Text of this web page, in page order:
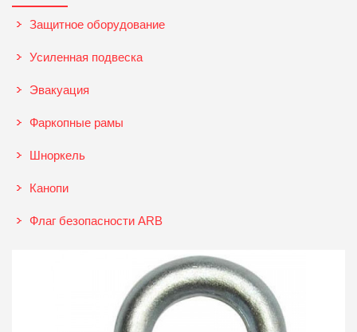
Защитное оборудование
Усиленная подвеска
Эвакуация
Фаркопные рамы
Шноркель
Канопи
Флаг безопасности ARB